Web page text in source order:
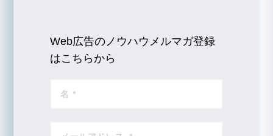
Web広告のノウハウメルマガ登録
はこちらから